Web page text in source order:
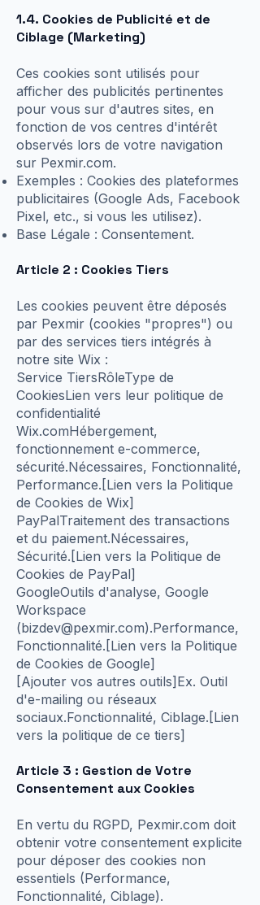
1.4. Cookies de Publicité et de
Ciblage (Marketing)
Ces cookies sont utilisés pour
afficher des publicités pertinentes
pour vous sur d'autres sites, en
fonction de vos centres d'intérêt
observés lors de votre navigation
sur Pexmir.com.
Exemples : Cookies des plateformes
publicitaires (Google Ads, Facebook
Pixel, etc., si vous les utilisez).
Base Légale : Consentement.
Article 2 : Cookies Tiers
Les cookies peuvent être déposés
par Pexmir (cookies "propres") ou
par des services tiers intégrés à
notre site Wix :
Service TiersRôleType de
CookiesLien vers leur politique de
confidentialité
Wix.comHébergement,
fonctionnement e-commerce,
sécurité.Nécessaires, Fonctionnalité,
Performance.[Lien vers la Politique
de Cookies de Wix]
PayPalTraitement des transactions
et du paiement.Nécessaires,
Sécurité.[Lien vers la Politique de
Cookies de PayPal]
GoogleOutils d'analyse, Google
Workspace
(bizdev@pexmir.com).Performance,
Fonctionnalité.[Lien vers la Politique
de Cookies de Google]
[Ajouter vos autres outils]Ex. Outil
d'e-mailing ou réseaux
sociaux.Fonctionnalité, Ciblage.[Lien
vers la politique de ce tiers]
Article 3 : Gestion de Votre
Consentement aux Cookies
En vertu du RGPD, Pexmir.com doit
obtenir votre consentement explicite
pour déposer des cookies non
essentiels (Performance,
Fonctionnalité, Ciblage).